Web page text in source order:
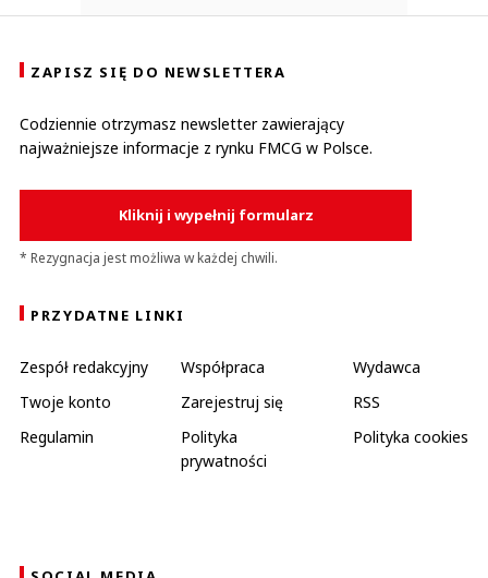
ZAPISZ SIĘ DO NEWSLETTERA
Codziennie otrzymasz newsletter zawierający
najważniejsze informacje z rynku FMCG w Polsce.
Kliknij i wypełnij formularz
* Rezygnacja jest możliwa w każdej chwili.
PRZYDATNE LINKI
Zespół redakcyjny Współpraca
Wydawca
Twoje konto
Zarejestruj się
RSS
Regulamin
Polityka
prywatności
Polityka cookies